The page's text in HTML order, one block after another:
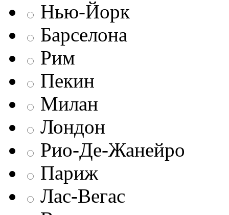
Нью-Йорк
Барселона
Рим
Пекин
Милан
Лондон
Рио-Де-Жанейро
Париж
Лас-Вегас